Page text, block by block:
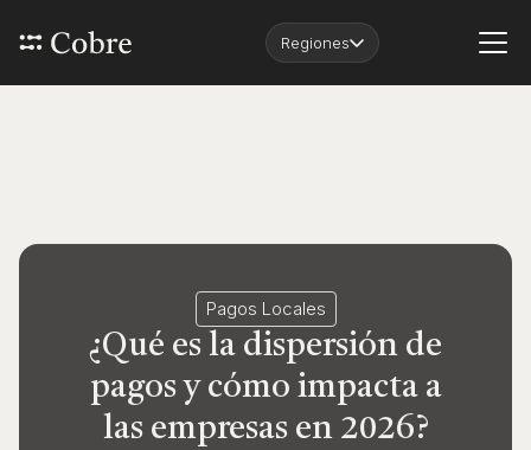
Regiones
Pagos Locales
¿Qué es la dispersión de
pagos y cómo impacta a
las empresas en 2026?